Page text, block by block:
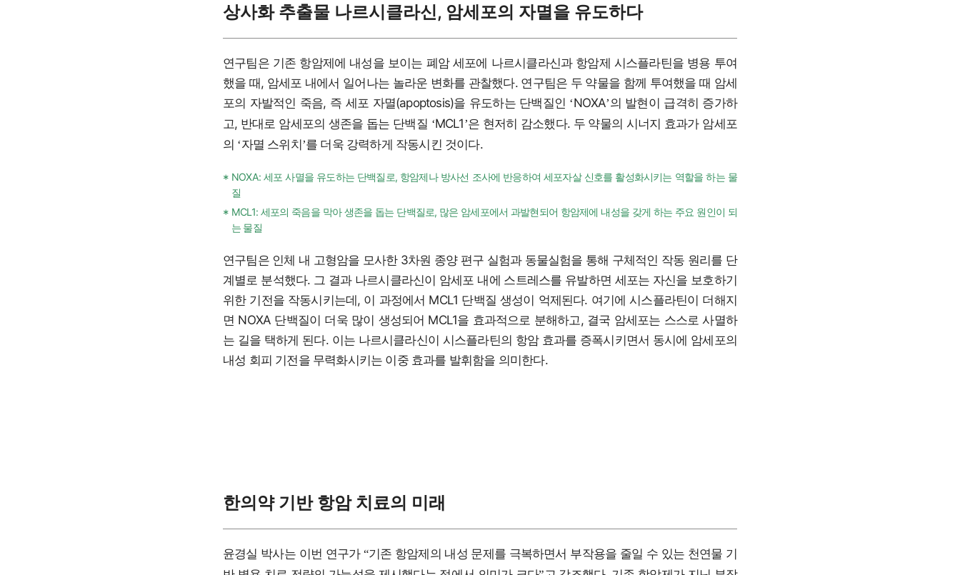
상사화 추출물 나르시클라신, 암세포의 자멸을 유도하다
연구팀은 기존 항암제에 내성을 보이는 폐암 세포에 나르시클라신과 항암제 시스플라틴을 병용 투여
했을 때, 암세포 내에서 일어나는 놀라운 변화를 관찰했다. 연구팀은 두 약물을 함께 투여했을 때 암세
포의 자발적인 죽음, 즉 세포 자멸(apoptosis)을 유도하는 단백질인 ‘NOXA’의 발현이 급격히 증가하
고, 반대로 암세포의 생존을 돕는 단백질 ‘MCL1’은 현저히 감소했다. 두 약물의 시너지 효과가 암세포
의 ‘자멸 스위치’를 더욱 강력하게 작동시킨 것이다.
* NOXA: 세포 사멸을 유도하는 단백질로, 항암제나 방사선 조사에 반응하여 세포자살 신호를 활성화시키는 역할을 하는 물
질
* MCL1: 세포의 죽음을 막아 생존을 돕는 단백질로, 많은 암세포에서 과발현되어 항암제에 내성을 갖게 하는 주요 원인이 되
는 물질
연구팀은 인체 내 고형암을 모사한 3차원 종양 편구 실험과 동물실험을 통해 구체적인 작동 원리를 단
계별로 분석했다. 그 결과 나르시클라신이 암세포 내에 스트레스를 유발하면 세포는 자신을 보호하기
위한 기전을 작동시키는데, 이 과정에서 MCL1 단백질 생성이 억제된다. 여기에 시스플라틴이 더해지
면 NOXA 단백질이 더욱 많이 생성되어 MCL1을 효과적으로 분해하고, 결국 암세포는 스스로 사멸하
는 길을 택하게 된다. 이는 나르시클라신이 시스플라틴의 항암 효과를 증폭시키면서 동시에 암세포의
내성 회피 기전을 무력화시키는 이중 효과를 발휘함을 의미한다.
한의약 기반 항암 치료의 미래
윤경실 박사는 이번 연구가 “기존 항암제의 내성 문제를 극복하면서 부작용을 줄일 수 있는 천연물 기